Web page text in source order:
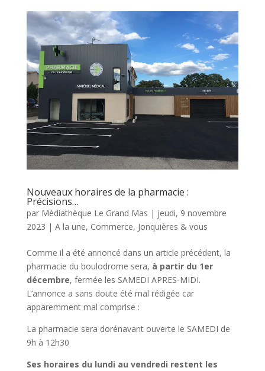
Nouveaux horaires de la pharmacie :
Précisions…
par Médiathèque Le Grand Mas | jeudi, 9 novembre
2023 | A la une, Commerce, Jonquières & vous
Comme il a été annoncé dans un article précédent, la
pharmacie du boulodrome sera, à partir du 1er
décembre, fermée les SAMEDI APRES-MIDI.
L’annonce a sans doute été mal rédigée car
apparemment mal comprise :
La pharmacie sera dorénavant ouverte le SAMEDI de
9h à 12h30
Ses horaires du lundi au vendredi restent les